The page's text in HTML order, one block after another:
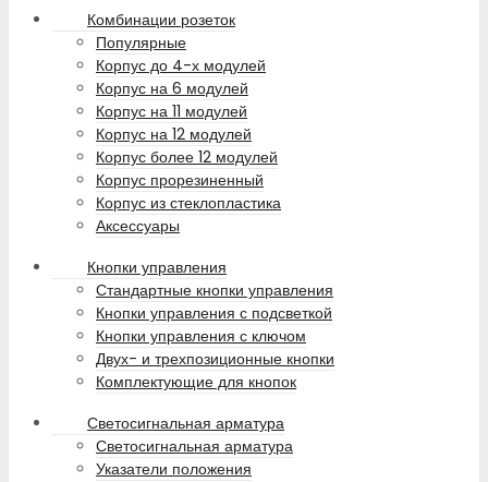
Комбинации розеток
Популярные
Корпус до 4-х модулей
Корпус на 6 модулей
Корпус на 11 модулей
Корпус на 12 модулей
Корпус более 12 модулей
Корпус прорезиненный
Корпус из стеклопластика
Аксессуары
Кнопки управления
Стандартные кнопки управления
Кнопки управления с подсветкой
Кнопки управления с ключом
Двух- и трехпозиционные кнопки
Комплектующие для кнопок
Светосигнальная арматура
Светосигнальная арматура
Указатели положения